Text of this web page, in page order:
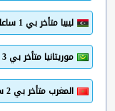
ليبيا متأخر بي 1 ساعات
موريتانيا متأخر بي 3 ساعات
المغرب متأخر بي 2 ساعات